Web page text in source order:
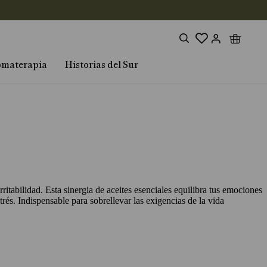
Historias del Sur
Esta sinergia de aceites esenciales equilibra tus emociones
Indispensable para sobrellevar las exigencias de la vida